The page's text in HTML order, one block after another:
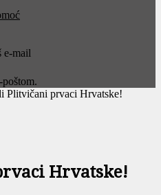
e-mail
Plitvičani prvaci Hrvatske!
Hrvatske!